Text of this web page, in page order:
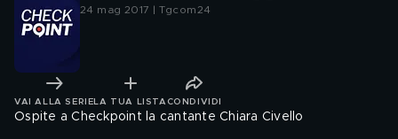
24 mag 2017 | Tgcom24
VAI ALLA SERIE LA TUA LISTA CONDIVIDI
Ospite a Checkpoint la cantante Chiara Civello